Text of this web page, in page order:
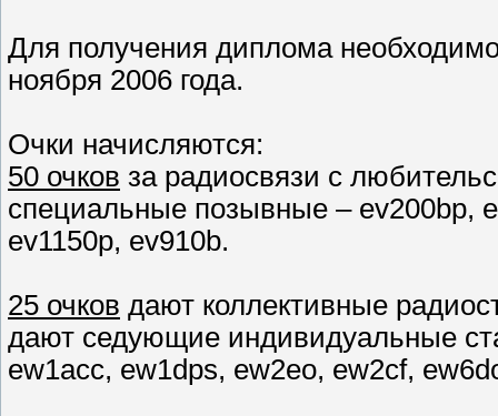
Для получения диплома
ноября 2006 года.
Очки начисляются:
50 очков за радиосвязи с
специальные позывные – ev200bp,
ev1150p, ev910b.
25 очков дают коллективные
дают седующие индивидуальные
ew1acc, ew1dps, ew2eo, ew2cf,